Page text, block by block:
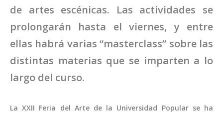
de artes escénicas. Las actividades se
prolongarán hasta el viernes, y entre
ellas habrá varias “masterclass” sobre las
distintas materias que se imparten a lo
largo del curso.
La XXII Feria del Arte de la Universidad Popular se ha